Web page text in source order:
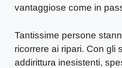
vantaggiose come in
Tantissime persone
ricorrere ai ripari. Con gli
addirittura inesistenti,